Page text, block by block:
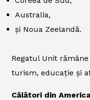
Australia,
și Noua Zeelandă.
Regatul Unit
turism, educație și
Călători din